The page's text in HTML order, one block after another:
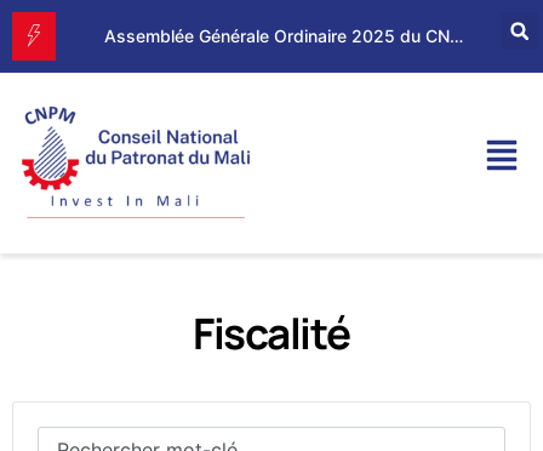
Assemblée Générale Ordinaire 2025 du CNPM
Fiscalité